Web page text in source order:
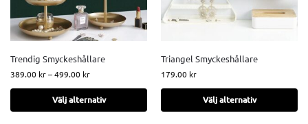
Trendig Smyckeshållare
389.00 kr–499.00 kr
Välj alternativ
Triangel Smyckeshållare
179.00 kr
Välj alternativ